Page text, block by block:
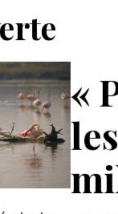
«
les